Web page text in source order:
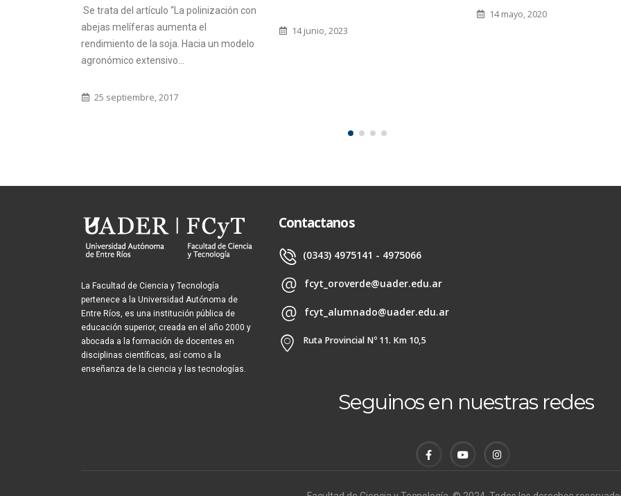
Se trata del artículo “La polinización con
abejas melíferas aumenta el
rendimiento de la soja. Hacia un modelo
agronómico extensivo...
25 septiembre, 2017
14 junio, 2023
14 mayo, 2020
La Facultad de Ciencia y Tecnología
pertenece a la Universidad Autónoma de
Entre Ríos, es una institución pública de
educación superior, creada en el año 2000 y
abocada a la formación de docentes en
disciplinas científicas, así como a la
enseñanza de la ciencia y las tecnologías.
Contactanos
(0343) 4975141 - 4975066
fcyt_oroverde@uader.edu.ar
fcyt_alumnado@uader.edu.ar
Ruta Provincial Nº 11. Km 10,5
Seguinos en nuestras redes